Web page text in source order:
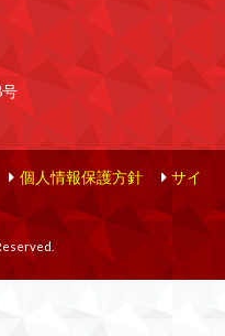
個人情報保護方針
サイ